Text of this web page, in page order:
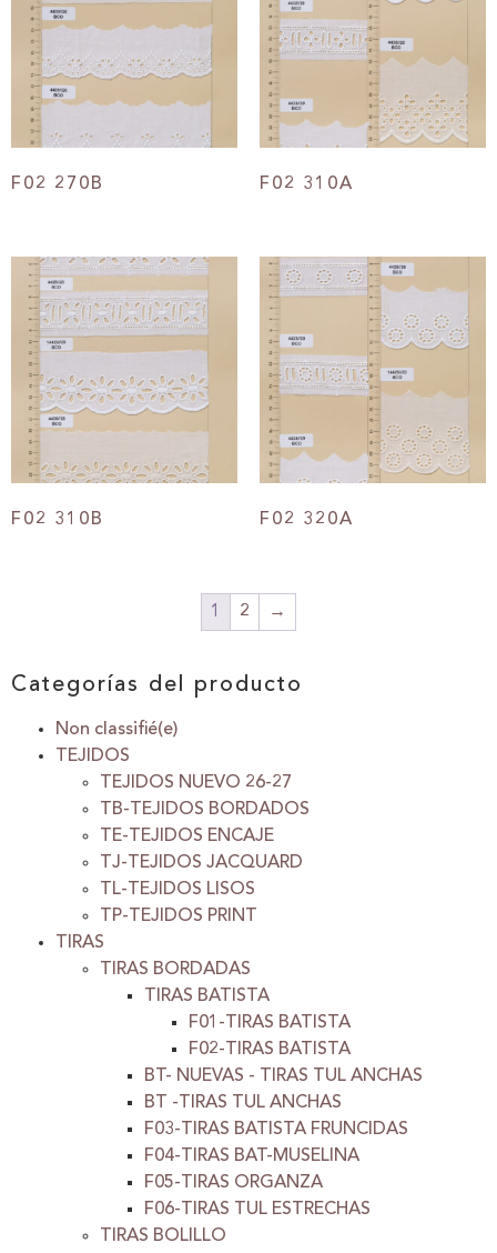
F02 270B F02 310A
F02 310B F02 320A
1 2 →
Categorías del producto
Non classifié(e)
TEJIDOS
TEJIDOS NUEVO 26-27
TB-TEJIDOS BORDADOS
TE-TEJIDOS ENCAJE
TJ-TEJIDOS JACQUARD
TL-TEJIDOS LISOS
TP-TEJIDOS PRINT
TIRAS
TIRAS BORDADAS
TIRAS BATISTA
F01-TIRAS BATISTA
F02-TIRAS BATISTA
BT- NUEVAS - TIRAS TUL ANCHAS
BT -TIRAS TUL ANCHAS
F03-TIRAS BATISTA FRUNCIDAS
F04-TIRAS BAT-MUSELINA
F05-TIRAS ORGANZA
F06-TIRAS TUL ESTRECHAS
TIRAS BOLILLO